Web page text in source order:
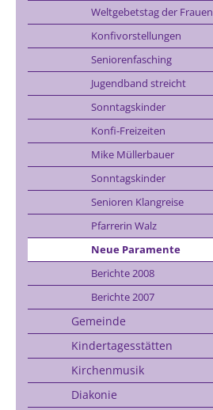
Weltgebetstag der Frauen
Konfivorstellungen
Seniorenfasching
Jugendband streicht
Sonntagskinder
Konfi-Freizeiten
Mike Müllerbauer
Sonntagskinder
Senioren Klangreise
Pfarrerin Walz
Neue Paramente
Berichte 2008
Berichte 2007
Gemeinde
Kindertagesstätten
Kirchenmusik
Diakonie